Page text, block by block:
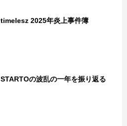
timelesz 2025年炎上事件簿
STARTOの波乱の一年を振り返る